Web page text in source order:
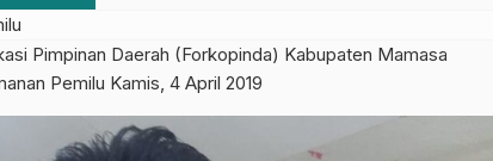
Pimpinan Daerah (Forkopinda) Kabupaten Mamasa
Pemilu Kamis, 4 April 2019